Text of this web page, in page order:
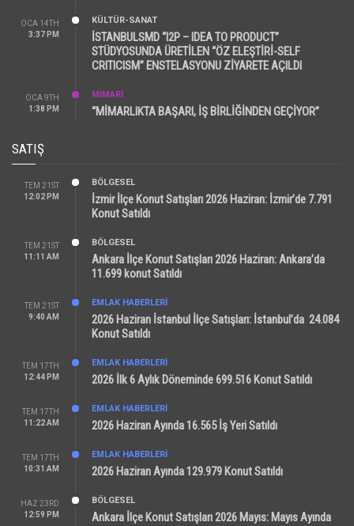
OCA 14TH
3:37 PM
KÜLTÜR-SANAT
İSTANBULSMD “I2P – IDEA TO PRODUCT”
STÜDYOSUNDA ÜRETİLEN “ÖZ ELEŞTİRİ-SELF
CRITICISM” ENSTELASYONU ZİYARETE AÇILDI
OCA 9TH
1:38 PM
MİMARİ
“MİMARLIKTA BAŞARI, İŞ BİRLİĞİNDEN GEÇİYOR”
SATIŞ
TEM 21ST
12:02 PM
BÖLGESEL
İzmir İlçe Konut Satışları 2026 Haziran: İzmir’de 7.791
Konut Satıldı
TEM 21ST
11:11 AM
BÖLGESEL
Ankara İlçe Konut Satışları 2026 Haziran: Ankara’da
11.699 konut Satıldı
TEM 21ST
9:40 AM
EMLAK HABERLERI
2026 Haziran İstanbul İlçe Satışları: İstanbul’da 24.084
Konut Satıldı
TEM 17TH
12:44 PM
EMLAK HABERLERI
2026 İlk 6 Aylık Döneminde 699.516 Konut Satıldı
TEM 17TH
11:22 AM
EMLAK HABERLERI
2026 Haziran Ayında 16.565 İş Yeri Satıldı
TEM 17TH
10:31 AM
EMLAK HABERLERI
2026 Haziran Ayında 129.979 Konut Satıldı
HAZ 23RD
12:59 PM
BÖLGESEL
Ankara İlçe Konut Satışları 2026 Mayıs: Mayıs Ayında